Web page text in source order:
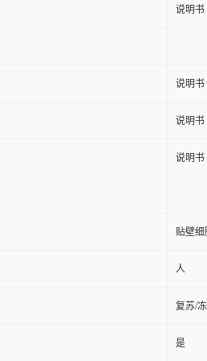
说明书
说明书
说明书
说明书
贴壁细
人
复苏/
是